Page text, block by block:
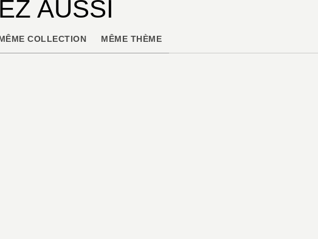
AUSSI
COLLECTION MÊME THÈME